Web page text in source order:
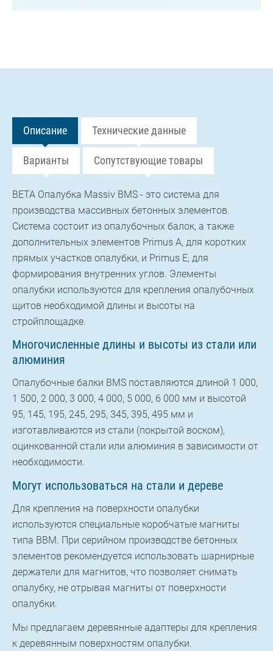
Описание Технические данные
Варианты Сопутствующие товары
BETA Опалубка Massiv BMS - это система для
производства массивных бетонных элементов.
Система состоит из опалубочных балок, а также
дополнительных элементов Primus A, для коротких
прямых участков опалубки, и Primus E, для
формирования внутренних углов. Элементы
опалубки используются для крепления опалубочных
щитов необходимой длины и высоты на
стройплощадке.
Многочисленные длины и высоты из стали или
алюминия
Опалубочные балки BMS поставляются длиной 1 000,
1 500, 2 000, 3 000, 4 000, 5 000, 6 000 мм и высотой
95, 145, 195, 245, 295, 345, 395, 495 мм и
изготавливаются из стали (покрытой воском),
оцинкованной стали или алюминия в зависимости от
необходимости.
Могут использоваться на стали и дереве
Для крепления на поверхности опалубки
используются специальные коробчатые магниты
типа BBM. При серийном производстве бетонных
элементов рекомендуется использовать шарнирные
держатели для магнитов, что позволяет снимать
опалубку, не отрывая магниты от поверхности
опалубки.
Мы предлагаем деревянные адаптеры для крепления
к деревянным поверхностям опалубки.